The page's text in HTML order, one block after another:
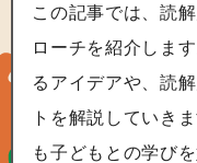
この記事では、読
ローチを紹介しま
るアイデアや、読
トを解説していき
も子どもとの学び